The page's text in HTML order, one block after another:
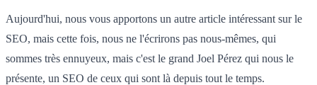
Aujourd'hui, nous vous apportons un autre article intéressant sur le
SEO, mais cette fois, nous ne l'écrirons pas nous-mêmes, qui
sommes très ennuyeux, mais c'est le grand Joel Pérez qui nous le
présente, un SEO de ceux qui sont là depuis tout le temps.